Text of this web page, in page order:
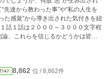
た感覚”から導き出された気付きを紐
間違いでは無いと思うのですが）。
ｼｮﾝ 8,862 位 / 8,862件